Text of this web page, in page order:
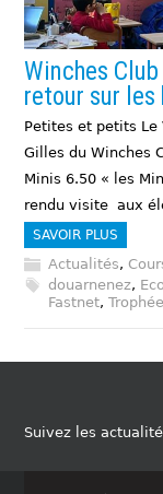
Winches
retour sur les
Petites et petits Le
Gilles du Winches
Minis 6.50 « les
rendu visite aux
SAVOIR PLUS
Actualités,
douarnenez,
Fastnet,
Suivez les